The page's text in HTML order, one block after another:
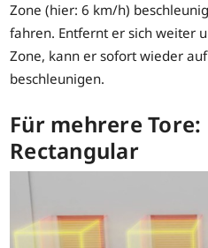
Zone (hier: 6 km/h)
fahren. Entfernt er sich weiter
Zone, kann er sofort wieder
beschleunigen.
Für mehrere
Rectangular